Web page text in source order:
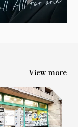
View more